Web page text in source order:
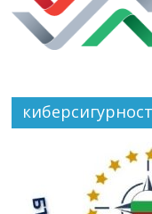
киберсигурност